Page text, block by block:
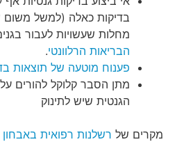
בדיקות כאלה (למשל
מחלות שעשויות לעבור
הבריאות הרלוונטי.
פענוח מוטעה של תוצאות
מתן הסבר קלוקל להורים
הגנטית שיש לתינוק
מקרים של רשלנות רפואית